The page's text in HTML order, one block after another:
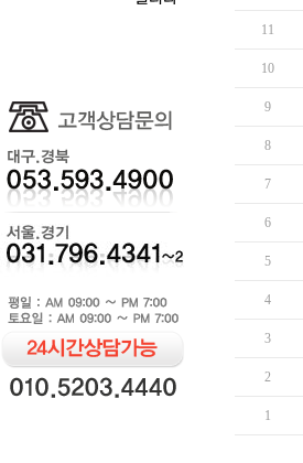
11
10
9
8
7
6
5
4
3
2
1